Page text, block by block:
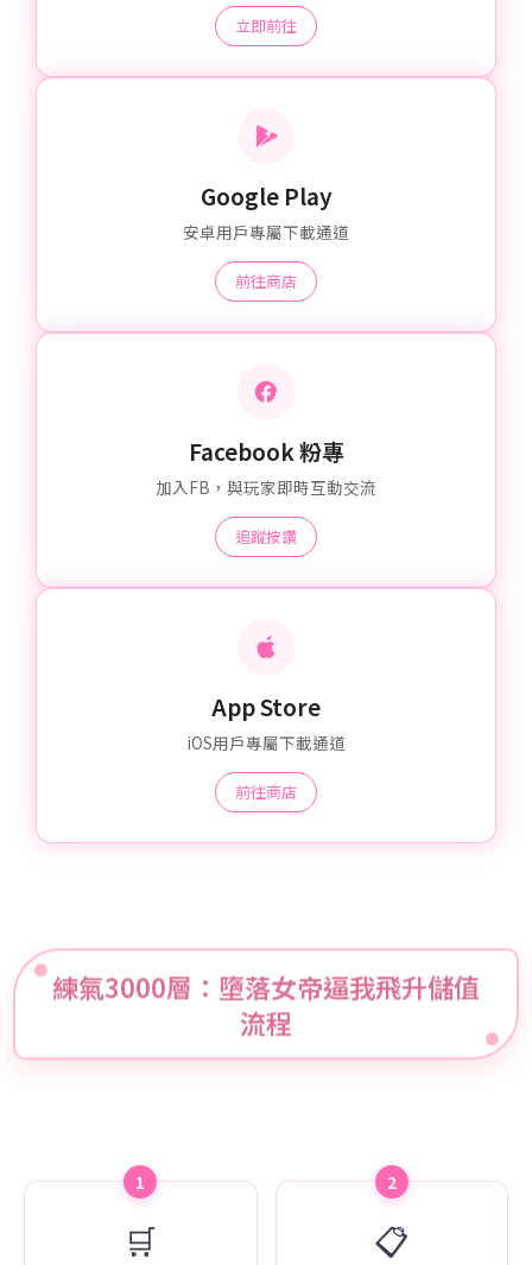
立即前往
Google Play
安卓用戶專屬下載通道
前往商店
Facebook 粉專
加入FB，與玩家即時互動交流
追蹤按讚
App Store
iOS用戶專屬下載通道
前往商店
練氣3000層：墮落女帝逼我飛升儲值
流程
1
🛒
2
📋